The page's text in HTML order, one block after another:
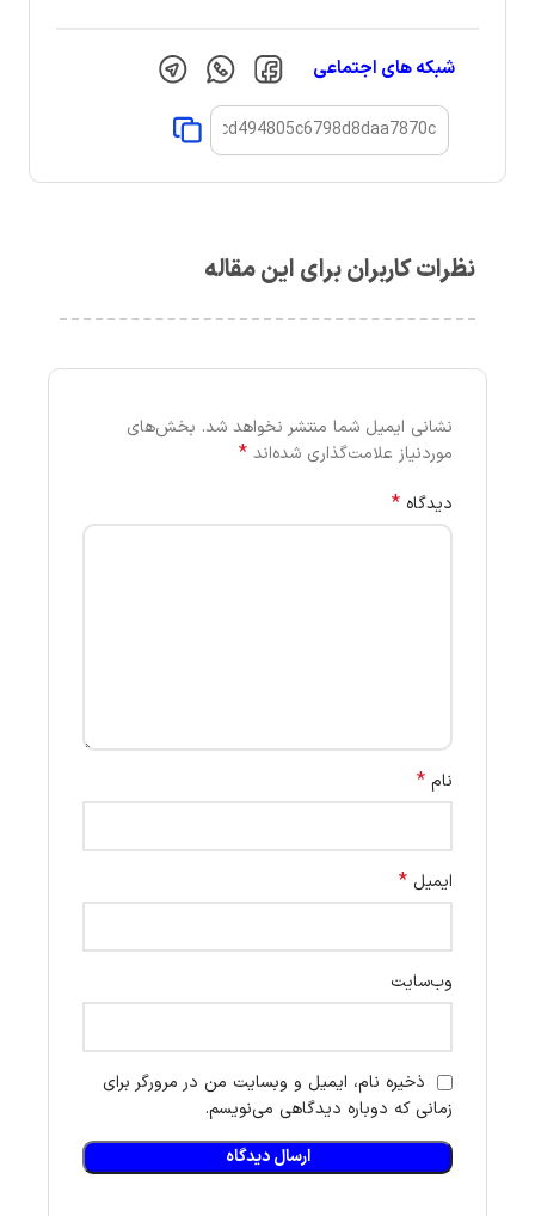
شبکه های اجتماعی
نظرات کاربران برای این مقاله
نشانی ایمیل شما منتشر نخواهد شد. بخش‌های
موردنیاز علامت‌گذاری شده‌اند *
دیدگاه *
نام *
ایمیل *
وب‌سایت
ذخیره نام، ایمیل و وبسایت من در مرورگر برای
زمانی که دوباره دیدگاهی می‌نویسم.